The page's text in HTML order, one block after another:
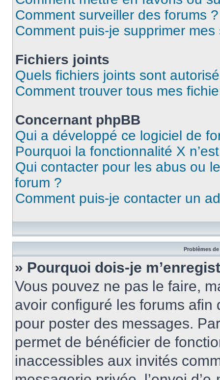
Comment surveiller des forums ?
Comment puis-je supprimer
Fichiers joints
Quels fichiers joints sont
Comment trouver tous mes
Concernant phpBB
Qui a développé ce logiciel de
Pourquoi la fonctionnalité X
Qui contacter pour les abus ou
forum ?
Comment puis-je contacter un
Problèmes
» Pourquoi dois-je
Vous pouvez ne pas le faire,
avoir configuré les forums afin
pour poster des messages.
permet de bénéficier de
inaccessibles aux invités